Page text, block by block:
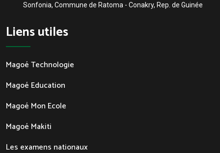
Sonfonia, Commune de Ratoma - Conakry, Rep. de Guinée
Liens utiles
Magoé Technologie
Magoé Education
Magoé Mon Ecole
Magoé Makiti
Les examens nationaux